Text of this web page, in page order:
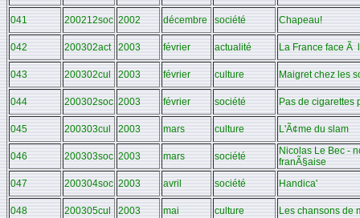
041 200212soc 2002 décembre société Chapeau!
042 200302act 2003 février actualité La France face Ã
043 200302cul 2003 février culture Maigret chez les
044 200302soc 2003 février société Pas de cigarettes
045 200303cul 2003 mars culture L'Ã¢me du slam
046 200303soc 2003 mars société
Nicolas Le Bec -
franÃ§aise
047
200304soc 2003 avril société Handica'
048 200305cul 2003 mai culture Les chansons de